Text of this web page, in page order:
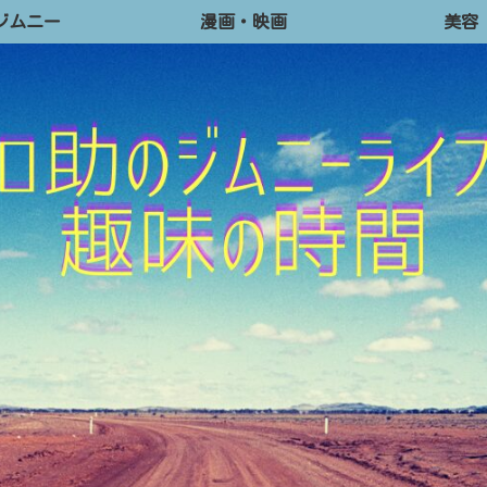
ムニー 漫画・映画 美容